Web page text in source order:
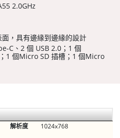
2.0GHz
，具有邊緣到邊緣的設計
C、2 個 USB 2.0；1 個
1 個Micro SD 插槽；1 個Micro
解析度
1024x768